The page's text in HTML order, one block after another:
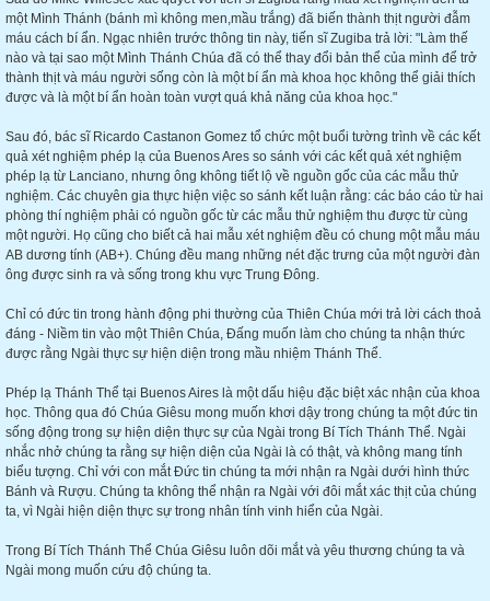
một Mình Thánh (bánh mì không men,mầu trắng) đã biến thành thịt người đẫm
máu cách bí ẩn. Ngạc nhiên trước thông tin này, tiến sĩ Zugiba trả lời: "Làm thế
nào và tại sao một Mình Thánh Chúa đã có thể thay đổi bản thể của mình để trở
thành thịt và máu người sống còn là một bí ẩn mà khoa học không thể giải thích
được và là một bí ẩn hoàn toàn vượt quá khả năng của khoa học."
Sau đó, bác sĩ Ricardo Castanon Gomez tổ chức một buổi tường trình về các kết
quả xét nghiệm phép lạ của Buenos Ares so sánh với các kết quả xét nghiệm
phép lạ từ Lanciano, nhưng ông không tiết lộ về nguồn gốc của các mẫu thử
nghiệm. Các chuyên gia thực hiện việc so sánh kết luận rằng: các báo cáo từ hai
phòng thí nghiệm phải có nguồn gốc từ các mẫu thử nghiệm thu được từ cùng
một người. Họ cũng cho biết cả hai mẫu xét nghiệm đều có chung một mẫu máu
AB dương tính (AB+). Chúng đều mang những nét đặc trưng của một người đàn
ông được sinh ra và sống trong khu vực Trung Đông.
Chỉ có đức tin trong hành động phi thường của Thiên Chúa mới trả lời cách thoả
đáng - Niềm tin vào một Thiên Chúa, Đấng muốn làm cho chúng ta nhận thức
được rằng Ngài thực sự hiện diện trong mầu nhiệm Thánh Thể.
Phép lạ Thánh Thể tại Buenos Aires là một dấu hiệu đặc biệt xác nhận của khoa
học. Thông qua đó Chúa Giêsu mong muốn khơi dậy trong chúng ta một đức tin
sống động trong sự hiện diện thực sự của Ngài trong Bí Tích Thánh Thể. Ngài
nhắc nhở chúng ta rằng sự hiện diện của Ngài là có thật, và không mang tính
biểu tượng. Chỉ với con mắt Đức tin chúng ta mới nhận ra Ngài dưới hình thức
Bánh và Rượu. Chúng ta không thể nhận ra Ngài với đôi mắt xác thịt của chúng
ta, vì Ngài hiện diện thực sự trong nhân tính vinh hiển của Ngài.
Trong Bí Tích Thánh Thể Chúa Giêsu luôn dõi mắt và yêu thương chúng ta và
Ngài mong muốn cứu độ chúng ta.